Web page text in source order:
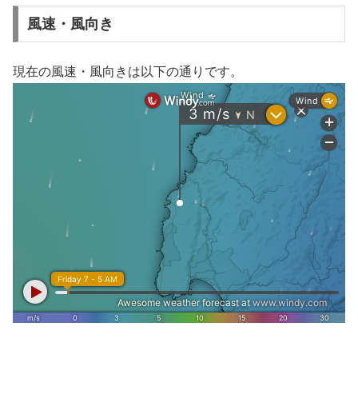
風速・風向き
現在の風速・風向きは以下の通りです。